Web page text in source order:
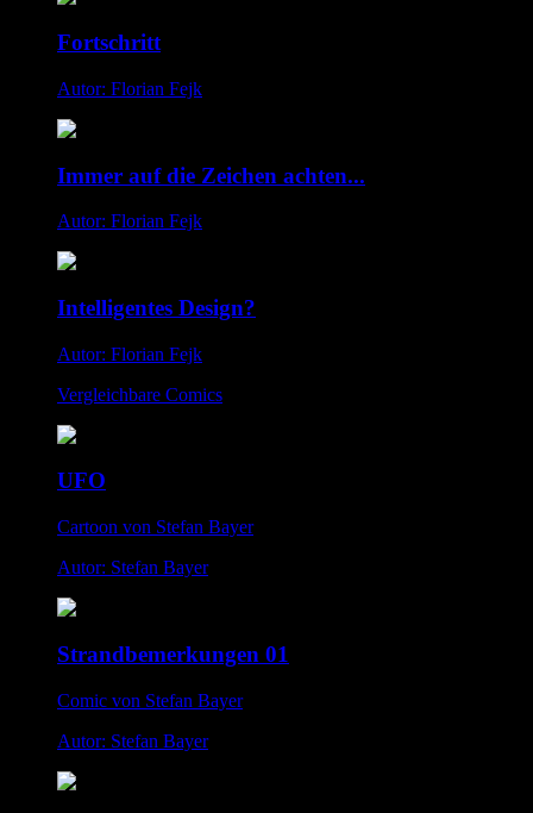
Fortschritt
Autor: Florian Fejk
Immer auf die Zeichen achten...
Autor: Florian Fejk
Intelligentes Design?
Autor: Florian Fejk
Vergleichbare Comics
UFO
Cartoon von Stefan Bayer
Autor: Stefan Bayer
Strandbemerkungen 01
Comic von Stefan Bayer
Autor: Stefan Bayer